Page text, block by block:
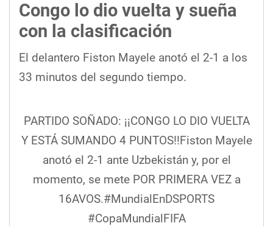
Congo lo dio vuelta y sueña
con la clasificación
El delantero Fiston Mayele anotó el 2-1 a los
33 minutos del segundo tiempo.
PARTIDO SOÑADO: ¡¡CONGO LO DIO VUELTA
Y ESTÁ SUMANDO 4 PUNTOS!!Fiston Mayele
anotó el 2-1 ante Uzbekistán y, por el
momento, se mete POR PRIMERA VEZ a
16AVOS.#MundialEnDSPORTS
#CopaMundialFIFA